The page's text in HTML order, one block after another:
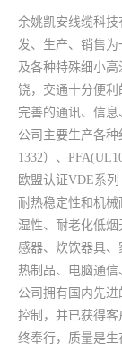
余姚凯安线缆科
发、生产、销售
及各种特殊细小
饶，交通十分便利
完善的通讯、信息
公司主要生产各
1332）、
欧盟认证VDE系
耐热稳定性和机
湿性、耐老化低
感器、炊饮器具
热制品、电脑通信
公司拥有国内先
控制，并已获得
终奉行，质量是